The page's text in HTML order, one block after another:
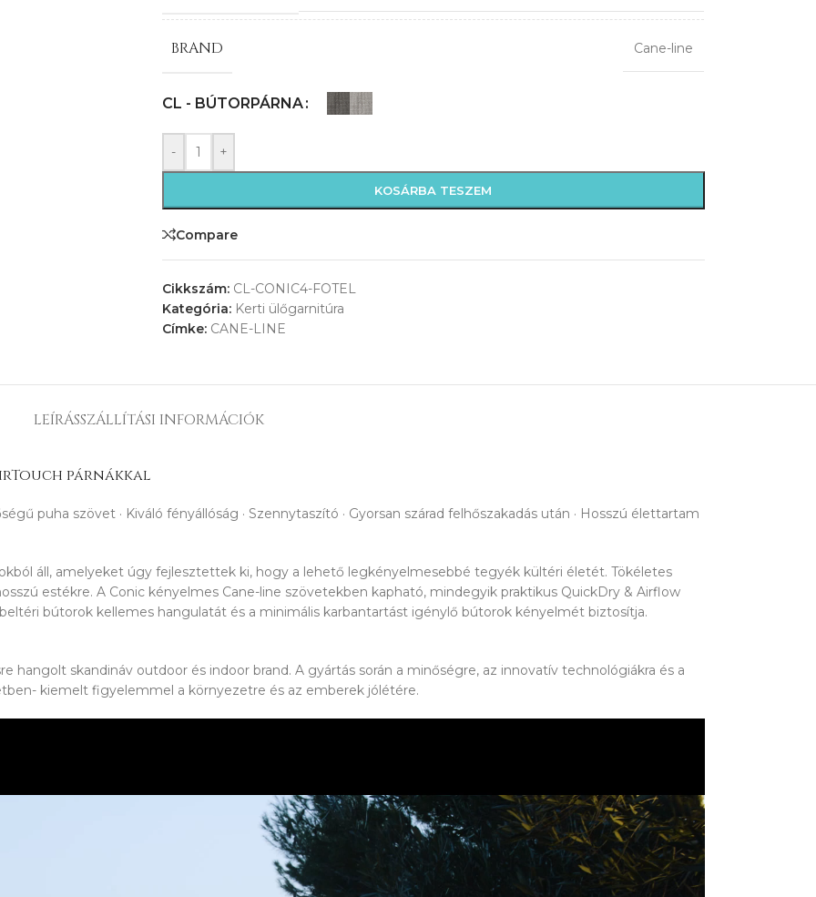
BRAND Cane-line
CL - BÚTORPÁRNA
- +
KOSÁRBA TESZEM
Compare
Cikkszám: CL-CONIC4-FOTEL
Kategória: Kerti ülőgarnitúra
Címke: CANE-LINE
LEÍRÁSSZÁLLÍTÁSI INFORMÁCIÓK
párnákkal
puha szövet · Kiváló fényállóság · Szennytaszító · Gyorsan szárad felhőszakadás után · Hosszú élettartam
áll, amelyeket úgy fejlesztettek ki, hogy a lehető legkényelmesebbé tegyék kültéri életét. Tökéletes
estékre. A Conic kényelmes Cane-line szövetekben kapható, mindegyik praktikus QuickDry & Airflow
bútorok kellemes hangulatát és a minimális karbantartást igénylő bútorok kényelmét biztosítja.
hangolt skandináv outdoor és indoor brand. A gyártás során a minőségre, az innovatív technológiákra és a
kiemelt figyelemmel a környezetre és az emberek jólétére.